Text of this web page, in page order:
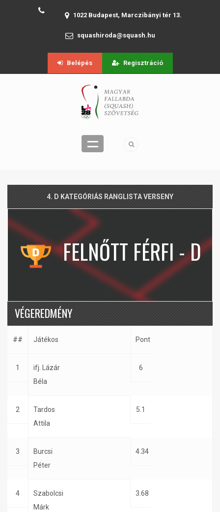
1022 Budapest, Marczibányi tér 13.
squashiroda@squash.hu
Belépés Regisztráció
4. D KATEGÓRIÁS RANGLISTA VERSENY
FELNŐTT FÉRFI - D
VÉGEREDMÉNY
## Játékos Pont
1
ifj. Lázár
Béla
6
2
Tardos
Attila
5.1
3
Burcsi
Péter
4.34
4
Szabolcsi
Márk
3.68